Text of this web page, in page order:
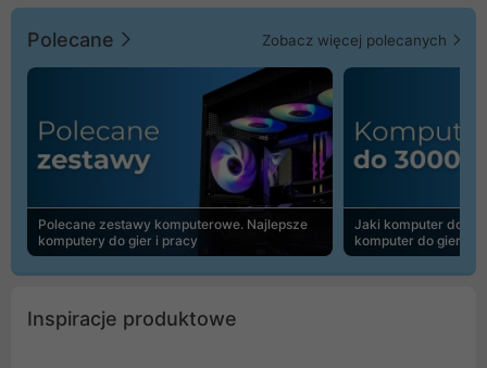
Polecane Zobacz więcej polecanych
Polecane zestawy komputerowe. Najlepsze
komputery do gier i pracy
Jaki komputer do
komputer do gier |
Inspiracje produktowe